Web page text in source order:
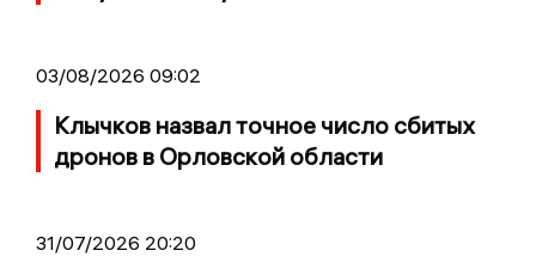
03/08/2026 09:02
Клычков назвал точное число сбитых
дронов в Орловской области
31/07/2026 20:20